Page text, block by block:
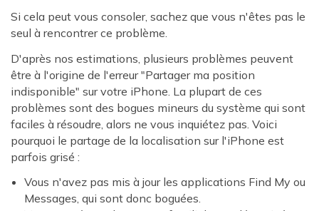
Si cela peut vous consoler, sachez que vous n'êtes pas le
seul à rencontrer ce problème.
D'après nos estimations, plusieurs problèmes peuvent
être à l'origine de l'erreur "Partager ma position
indisponible" sur votre iPhone. La plupart de ces
problèmes sont des bogues mineurs du système qui sont
faciles à résoudre, alors ne vous inquiétez pas. Voici
pourquoi le partage de la localisation sur l'iPhone est
parfois grisé :
Vous n'avez pas mis à jour les applications Find My ou
Messages, qui sont donc boguées.